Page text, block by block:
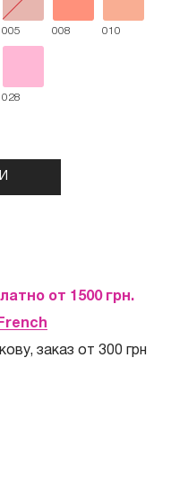
005 008 010
028
от 1500 грн.
заказ от 300 грн